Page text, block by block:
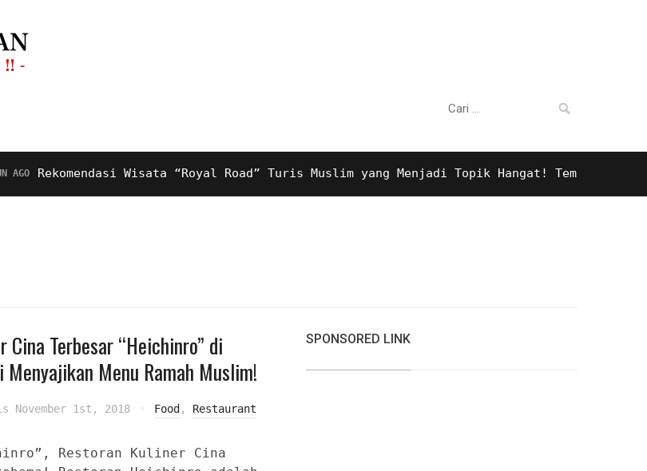
Cari
Wisata “Royal Road” Turis Muslim yang Menjadi Topik Hangat! Temukan juga
Cina Terbesar “Heichinro” di
Menyajikan Menu Ramah Muslim!
November 1st, 2018 Food , Restaurant
Restoran Kuliner Cina
SPONSORED LINK